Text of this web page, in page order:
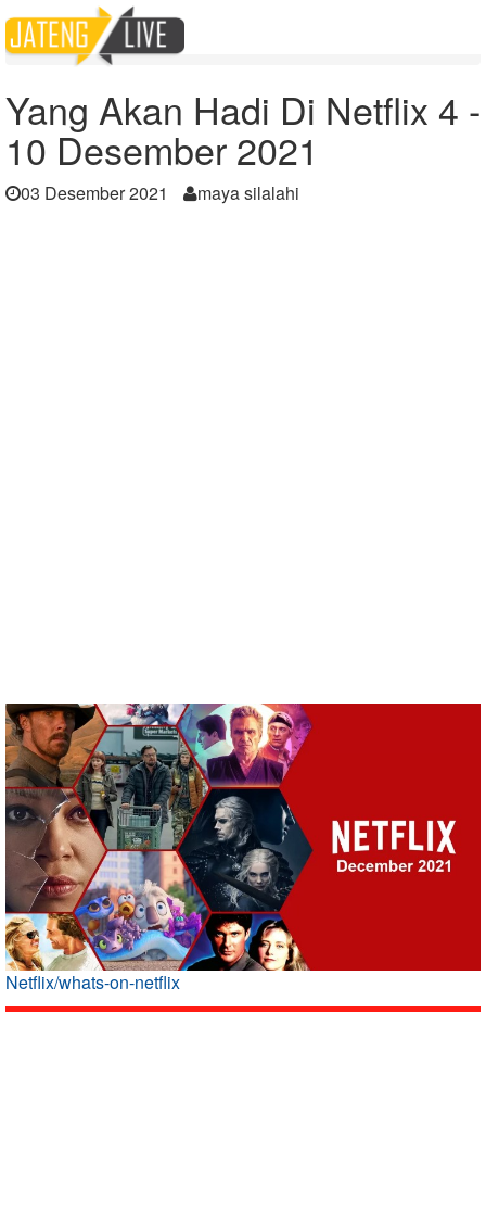
Home
Berita
Yang Akan Hadi Di Netflix 4 - 10 Desember 2021
Yang Akan Hadi Di Netflix 4 -
10 Desember 2021
03 Desember 2021 maya silalahi
Netflix/whats-on-netflix